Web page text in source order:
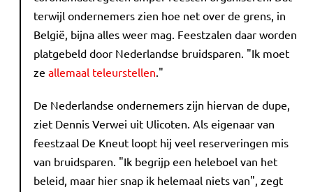
terwijl ondernemers zien hoe net over de grens, in
België, bijna alles weer mag. Feestzalen daar worden
platgebeld door Nederlandse bruidsparen. "Ik moet
ze allemaal teleurstellen."
De Nederlandse ondernemers zijn hiervan de dupe,
ziet Dennis Verwei uit Ulicoten. Als eigenaar van
feestzaal De Kneut loopt hij veel reserveringen mis
van bruidsparen. "Ik begrijp een heleboel van het
beleid, maar hier snap ik helemaal niets van", zegt